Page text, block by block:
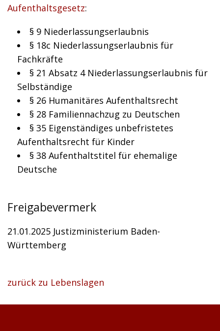
Aufenthaltsgesetz:
§ 9 Niederlassungserlaubnis
§ 18c Niederlassungserlaubnis für
Fachkräfte
§ 21 Absatz 4 Niederlassungserlaubnis für
Selbständige
§ 26 Humanitäres Aufenthaltsrecht
§ 28 Familiennachzug zu Deutschen
§ 35 Eigenständiges unbefristetes
Aufenthaltsrecht für Kinder
§ 38 Aufenthaltstitel für ehemalige
Deutsche
Freigabevermerk
21.01.2025 Justizministerium Baden-
Württemberg
zurück zu Lebenslagen